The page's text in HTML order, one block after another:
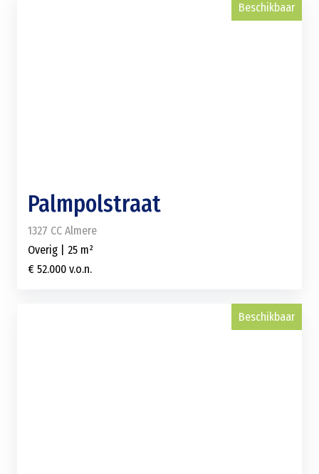
Beschikbaar
Palmpolstraat
1327 CC Almere
Overig | 25 m²
€ 52.000 v.o.n.
Beschikbaar